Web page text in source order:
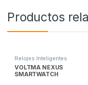
Productos
Relojes Inteligentes
VOLTMA NEXUS
SMARTWATCH